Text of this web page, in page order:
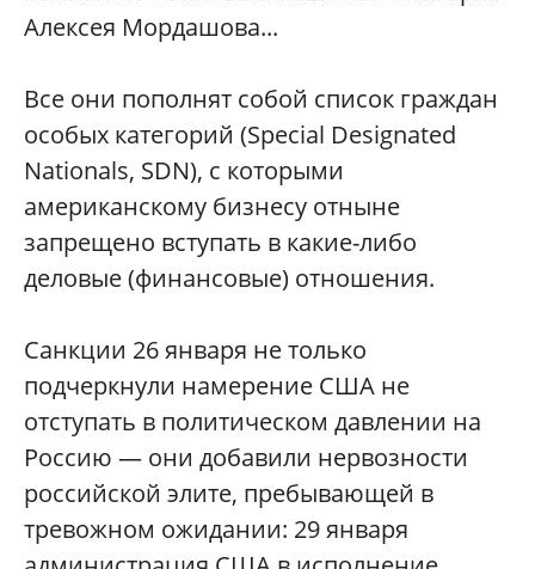
Алексея Мордашова...
Все они пополнят собой список граждан
особых категорий (Special Designated
Nationals, SDN), с которыми
американскому бизнесу отныне
запрещено вступать в какие-либо
деловые (финансовые) отношения.
Санкции 26 января не только
подчеркнули намерение США не
отступать в политическом давлении на
Россию — они добавили нервозности
российской элите, пребывающей в
тревожном ожидании: 29 января